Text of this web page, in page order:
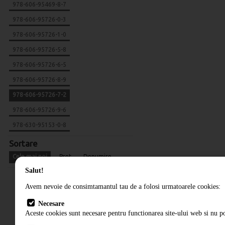
978-606-95469-8-7
978-606-95726-0-3
978-606-95726-1-0
978-606-95726-5-8
978-606-95726-6-5
978-606-95726-8-9
978-606-95726-7-2
978-606-95726-9-6
978-630-95153-0-8
Sortare
Cele mai noi Pret Denumire
Salut!
Avem nevoie de consimtamantul tau de a folosi urmatoarele cookies:
Necesare
Aceste cookies sunt necesare pentru functionarea site-ului web si nu